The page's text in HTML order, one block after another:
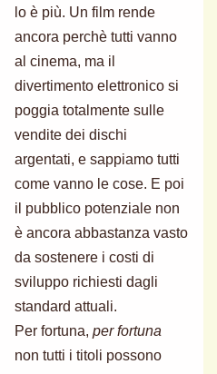
lo è più. Un film rende
ancora perchè tutti vanno
al cinema, ma il
divertimento elettronico si
poggia totalmente sulle
vendite dei dischi
argentati, e sappiamo tutti
come vanno le cose. E poi
il pubblico potenziale non
è ancora abbastanza vasto
da sostenere i costi di
sviluppo richiesti dagli
standard attuali.
Per fortuna, per fortuna
non tutti i titoli possono